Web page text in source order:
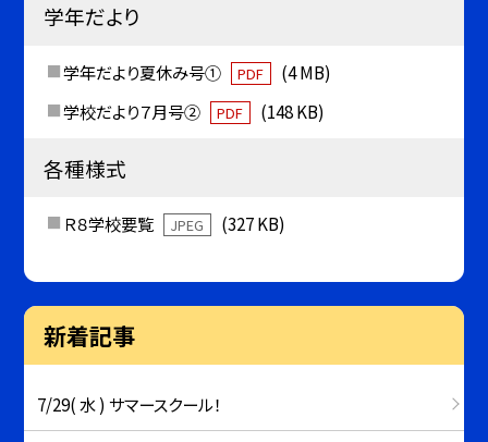
学年だより
学年だより夏休み号① PDF
(4 MB)
学校だより７月号②
PDF (148 KB)
各種様式
Ｒ８学校要覧 JPEG (327 KB)
新着記事
7/29( 水 ) サマースクール！